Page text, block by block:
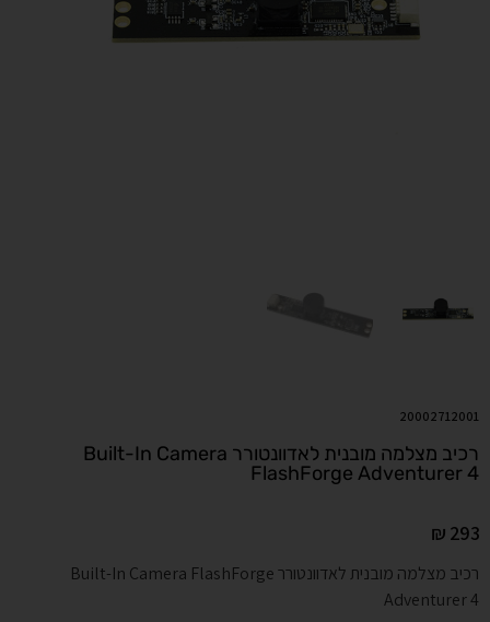
20002712001
רכיב מצלמה מובנית לאדוונטורר Built-In Camera
FlashForge Adventurer 4
₪ 293
רכיב מצלמה מובנית לאדוונטורר Built-In Camera FlashForge
Adventurer 4